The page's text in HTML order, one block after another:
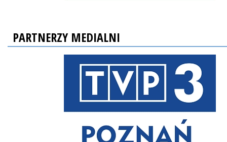
PARTNERZY MEDIALNI